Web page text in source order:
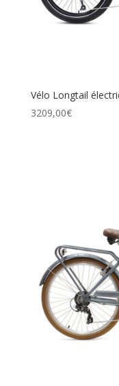
Vélo Longtail
3209,00€